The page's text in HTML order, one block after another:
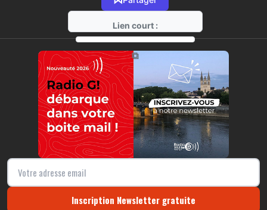
Lien court :
https://radio-g.fr?3858
⧉
Inscription Newsletter gratuite